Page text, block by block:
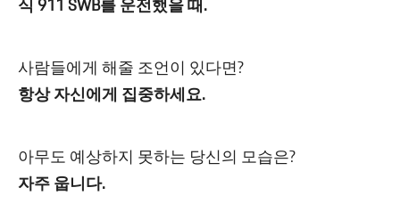
식 911 SWB를 운전했을 때.
사람들에게 해줄 조언이 있다면?
항상 자신에게 집중하세요.
아무도 예상하지 못하는 당신의 모습은?
자주 웁니다.